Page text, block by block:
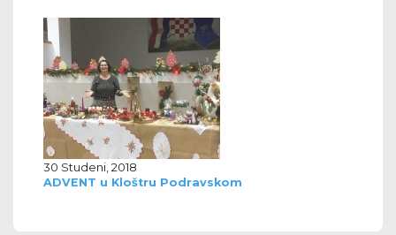
30 Studeni, 2018
ADVENT u Kloštru Podravskom